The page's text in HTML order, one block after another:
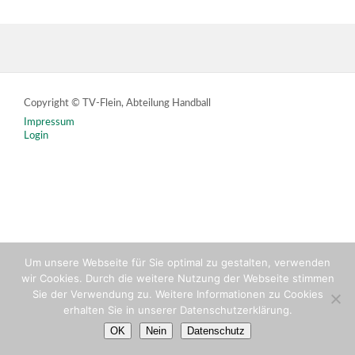
Copyright © TV-Flein, Abteilung Handball
Impressum
Login
Um unsere Webseite für Sie optimal zu gestalten, verwenden
wir Cookies. Durch die weitere Nutzung der Webseite stimmen
Sie der Verwendung zu. Weitere Informationen zu Cookies
erhalten Sie in unserer Datenschutzerklärung.
OK Nein Datenschutz